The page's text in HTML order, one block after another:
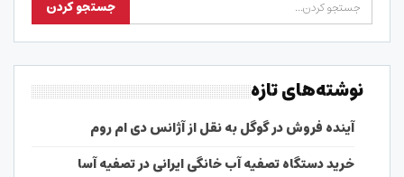
نوشته‌های تازه
آینده فروش در گوگل به نقل از آژانس دی ام روم
خرید دستگاه تصفیه آب خانگی ایرانی در تصفیه آسا